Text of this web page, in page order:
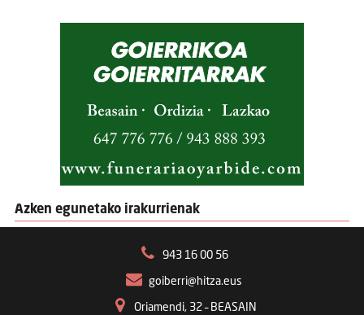
Azken egunetako irakurrienak
943 16 00 56
goiberri@hitza.eus
Oriamendi, 32 – BEASAIN